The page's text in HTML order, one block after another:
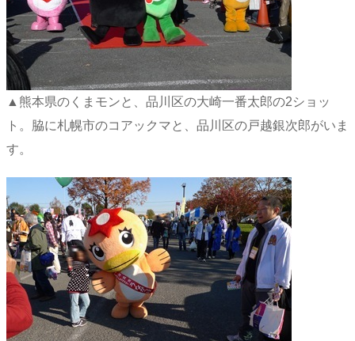
▲熊本県のくまモンと、品川区の大崎一番太郎の2ショッ
ト。脇に札幌市のコアックマと、品川区の戸越銀次郎がいま
す。